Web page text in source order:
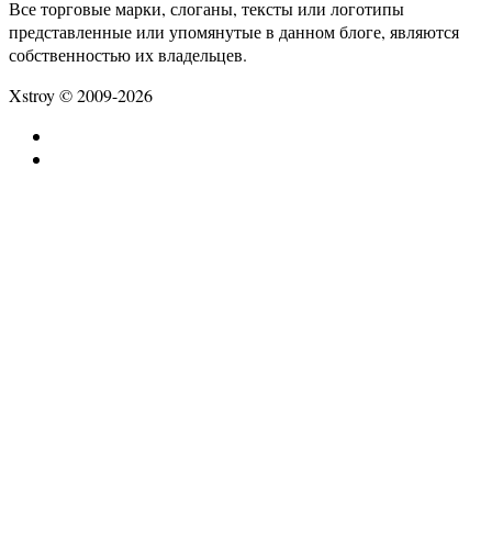
Все торговые марки, слоганы, тексты или логотипы
представленные или упомянутые в данном блоге, являются
собственностью их владельцев.
Xstroy © 2009-2026